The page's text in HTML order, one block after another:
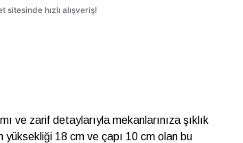
ve zarif detaylarıyla mekanlarınıza şıklık
18 cm ve çapı 10 cm olan bu